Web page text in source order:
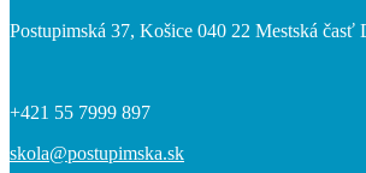
Postupimská 37, Košice 040 22 Mestská
+421 55 7999 897
skola@postupimska.sk